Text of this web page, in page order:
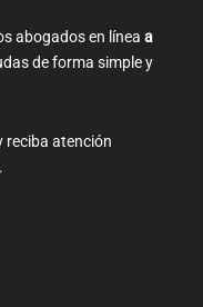
abogados en línea a
de forma simple y
reciba atención